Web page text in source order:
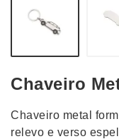
Chaveiro
Chaveiro metal
relevo e verso